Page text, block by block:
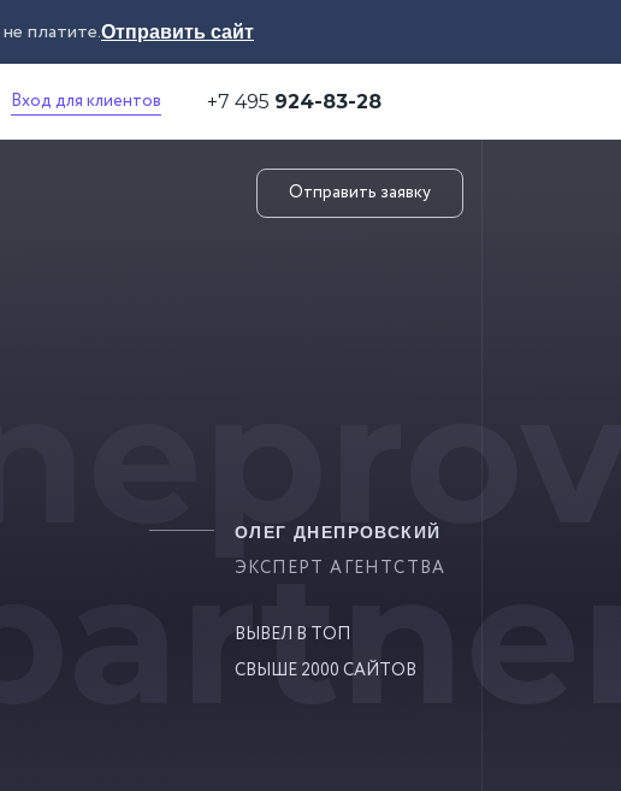
платите.Отправить сайт
Вход для клиентов +7 495 924-83-28
Отправить заявку
ОЛЕГ ДНЕПРОВСКИЙ
ЭКСПЕРТ АГЕНТСТВА
ВЫВЕЛ В ТОП
СВЫШЕ 2000 САЙТОВ